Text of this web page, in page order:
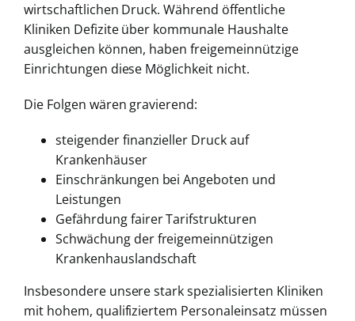
wirtschaftlichen Druck. Während öffentliche
Kliniken Defizite über kommunale Haushalte
ausgleichen können, haben freigemeinnützige
Einrichtungen diese Möglichkeit nicht.
Die Folgen wären gravierend:
steigender finanzieller Druck auf
Krankenhäuser
Einschränkungen bei Angeboten und
Leistungen
Gefährdung fairer Tarifstrukturen
Schwächung der freigemeinnützigen
Krankenhauslandschaft
Insbesondere unsere stark spezialisierten Kliniken
mit hohem, qualifiziertem Personaleinsatz müssen